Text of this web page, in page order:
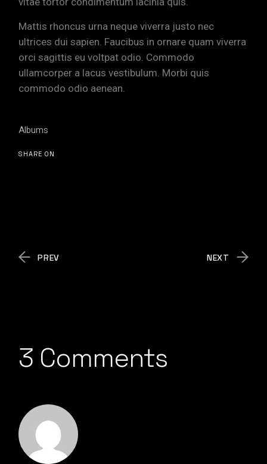
Mattis rhoncus urna neque viverra justo nec
ultrices dui sapien. Faucibus in ornare quam viverra
orci sagittis eu voltpat odio. Commodo
ullamcorper a lacus vestibulum. Morbi quis
commodo odio aenean.
Albums
SHARE ON
PREV NEXT
3 Comments